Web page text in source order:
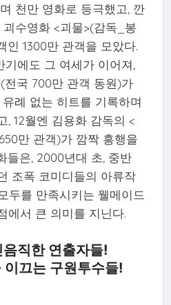
천만 영화로 등극했고, 깐
수영화 <괴물>(감독_봉
인 1300만 관객을 모았다.
에도 그 여세가 이어져,
전국 700만 관객 동원)가
례 없는 히트를 기록하며
, 12월엔 김용화 감독의 <
만 관객)가 깜짝 흥행을
들은, 2000년대 초, 중반
조폭 코미디들의 아류작
두를 만족시키는 웰메이드
에서 큰 의미를 지닌다.
직한 연출자들!
끄는 구원투수들!